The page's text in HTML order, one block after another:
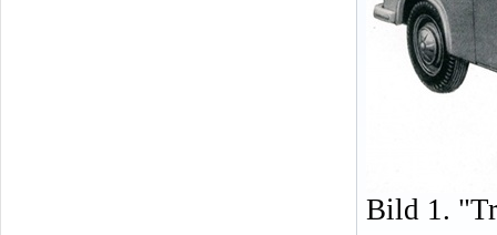
Bild 1.